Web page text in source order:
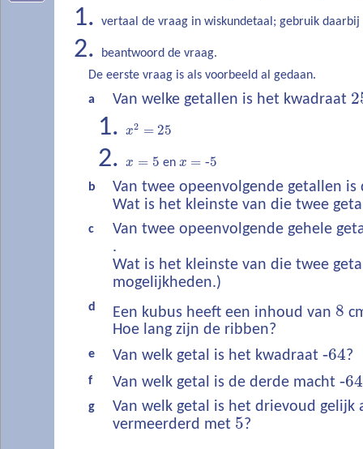
vertaal de vraag in wiskundetaal; gebruik
beantwoord de vraag.
De eerste vraag is als voorbeeld al gedaan.
a
Van welke getallen is het kwadraat
x2 = 25
x = 5 en x = ‐5
b
Van twee opeenvolgende getallen
Wat is het kleinste van die twee
c
Van twee opeenvolgende gehele
.
Wat is het kleinste van die twee
mogelijkheden.)
d Een kubus heeft een inhoud van 8
Hoe lang zijn de ribben?
e Van welk getal is het kwadraat ‐64 ?
f Van welk getal is de derde macht ‐64
g
Van welk getal is het drievoud gelijk
vermeerderd met 5?